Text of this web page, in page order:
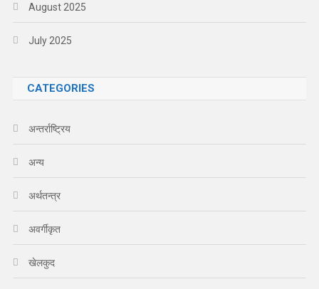
August 2025
July 2025
CATEGORIES
अन्तर्राष्ट्रिय
अन्य
अर्थतन्त्र
अवर्गीकृत
खेलकुद